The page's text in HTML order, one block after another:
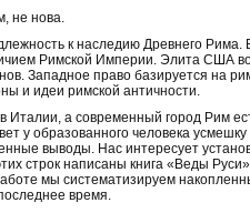
не нова.
к наследию Древнего Рима.
Римской Империи. Элита США
Западное право базируется на
и идеи римской античности.
а современный город Рим
у образованного человека
выводы. Нас интересует
строк написаны книга «Веды
мы систематизируем
время.